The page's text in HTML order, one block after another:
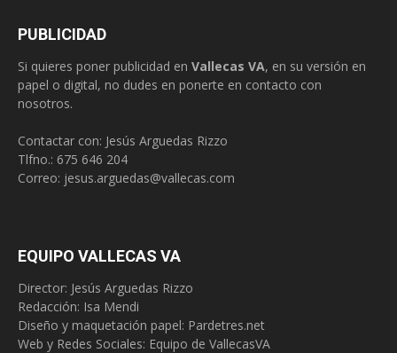
PUBLICIDAD
Si quieres poner publicidad en Vallecas VA, en su versión en
papel o digital, no dudes en ponerte en contacto con
nosotros.
Contactar con: Jesús Arguedas Rizzo
Tlfno.: 675 646 204
Correo: jesus.arguedas@vallecas.com
EQUIPO VALLECAS VA
Director: Jesús Arguedas Rizzo
Redacción: Isa Mendi
Diseño y maquetación papel: Pardetres.net
Web y Redes Sociales: Equipo de VallecasVA